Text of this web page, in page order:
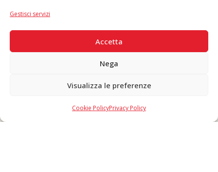
Gestisci servizi
Accetta
Nega
Visualizza le preferenze
Cookie PolicyPrivacy Policy
Copyright © 2026 F. Divella S.p.A. - P.IVA 00257660720 - REA: 35658